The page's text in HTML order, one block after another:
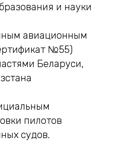
и науки
авиационным
№55)
Беларуси,
пилотов
судов.